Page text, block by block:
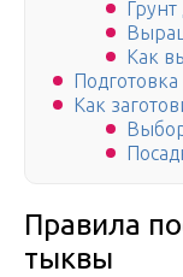
Как
Как
Правила
тыквы